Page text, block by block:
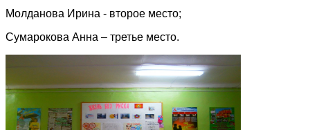
Молданова Ирина - второе место;
Сумарокова Анна – третье место.